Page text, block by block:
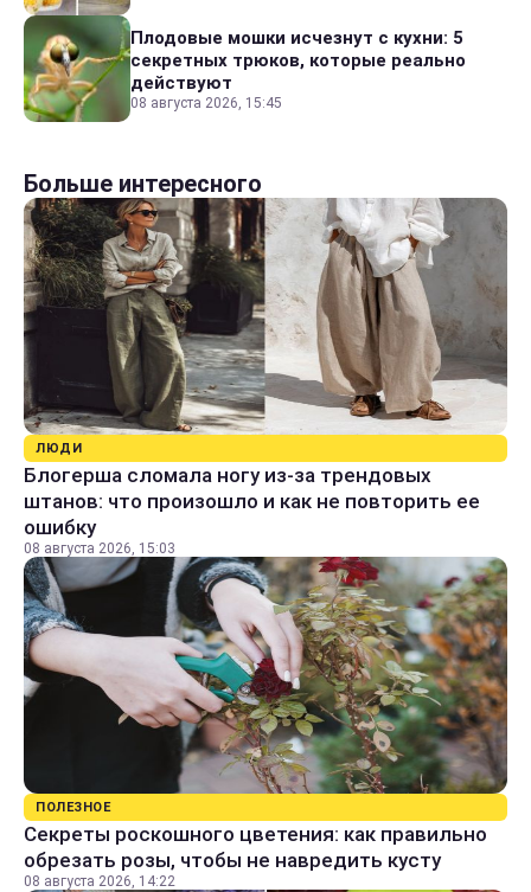
Плодовые мошки исчезнут с кухни: 5
секретных трюков, которые реально
действуют
08 августа 2026, 15:45
Больше интересного
ЛЮДИ
Блогерша сломала ногу из-за трендовых
штанов: что произошло и как не повторить ее
ошибку
08 августа 2026, 15:03
ПОЛЕЗНОЕ
Секреты роскошного цветения: как правильно
обрезать розы, чтобы не навредить кусту
08 августа 2026, 14:22